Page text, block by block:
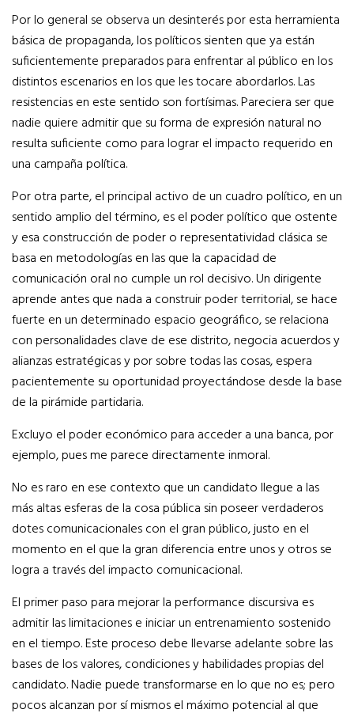
Por lo general se observa un desinterés por esta herramienta
básica de propaganda, los políticos sienten que ya están
suficientemente preparados para enfrentar al público en los
distintos escenarios en los que les tocare abordarlos. Las
resistencias en este sentido son fortísimas. Pareciera ser que
nadie quiere admitir que su forma de expresión natural no
resulta suficiente como para lograr el impacto requerido en
una campaña política.
Por otra parte, el principal activo de un cuadro político, en un
sentido amplio del término, es el poder político que ostente
y esa construcción de poder o representatividad clásica se
basa en metodologías en las que la capacidad de
comunicación oral no cumple un rol decisivo. Un dirigente
aprende antes que nada a construir poder territorial, se hace
fuerte en un determinado espacio geográfico, se relaciona
con personalidades clave de ese distrito, negocia acuerdos y
alianzas estratégicas y por sobre todas las cosas, espera
pacientemente su oportunidad proyectándose desde la base
de la pirámide partidaria.
Excluyo el poder económico para acceder a una banca, por
ejemplo, pues me parece directamente inmoral.
No es raro en ese contexto que un candidato llegue a las
más altas esferas de la cosa pública sin poseer verdaderos
dotes comunicacionales con el gran público, justo en el
momento en el que la gran diferencia entre unos y otros se
logra a través del impacto comunicacional.
El primer paso para mejorar la performance discursiva es
admitir las limitaciones e iniciar un entrenamiento sostenido
en el tiempo. Este proceso debe llevarse adelante sobre las
bases de los valores, condiciones y habilidades propias del
candidato. Nadie puede transformarse en lo que no es; pero
pocos alcanzan por sí mismos el máximo potencial al que